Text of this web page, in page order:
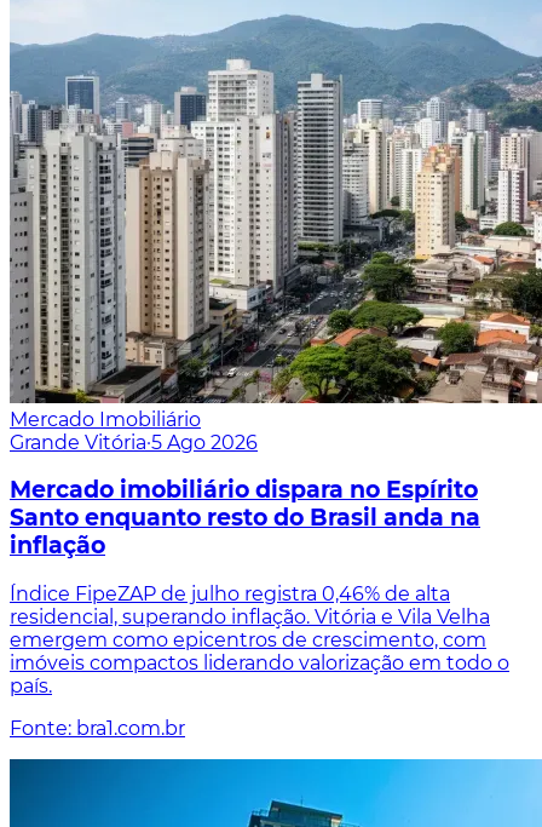
Mercado Imobiliário
Grande Vitória·5 Ago 2026
Mercado imobiliário dispara no Espírito
Santo enquanto resto do Brasil anda na
inflação
Índice FipeZAP de julho registra 0,46% de alta
residencial, superando inflação. Vitória e Vila Velha
emergem como epicentros de crescimento, com
imóveis compactos liderando valorização em todo o
país.
Fonte: bra1.com.br